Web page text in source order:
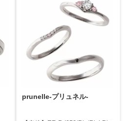
prunelle-プリュネル-